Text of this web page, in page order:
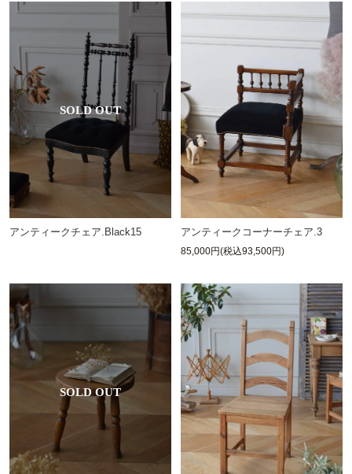
アンティークチェア.Black15 アンティークコーナーチェア.3
85,000円(税込93,500円)